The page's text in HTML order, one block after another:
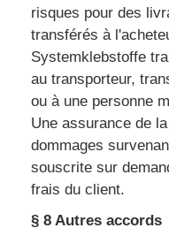
risques pour des
transférés à
Systemklebstoffe
au transporteur,
ou à une personne
Une assurance de
dommages
souscrite sur
frais du client.
§ 8 Autres accords